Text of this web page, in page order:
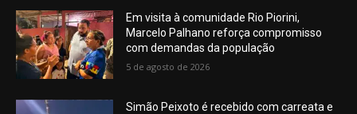
Em visita à comunidade Rio Piorini,
Marcelo Palhano reforça compromisso
com demandas da população
5 de agosto de 2026
Simão Peixoto é recebido com carreata e